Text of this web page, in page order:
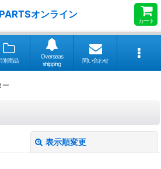
オンライン
カート
別商品
Overseas
shipping
問い合わせ
ー
表示順変更